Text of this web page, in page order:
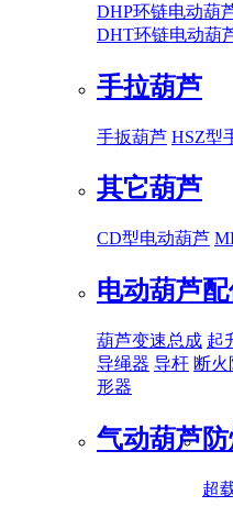
DHP环链电动葫
DHT环链电动葫
手拉葫芦
手扳葫芦 HSZ型
其它葫芦
CD型电动葫芦
电动葫芦
葫芦变速总成 起
导绳器 导杆 断火
形器
气动葫芦
超